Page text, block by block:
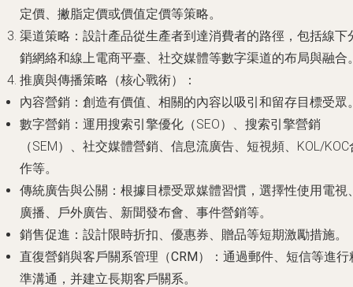
定價、撇脂定價或價值定價等策略。
渠道策略 ：設計產品從生產者到達消費者的路徑，包括線下
銷網絡和線上電商平臺、社交媒體等數字渠道的布局與融合
推廣與傳播策略（核心戰術）
：
內容營銷 ：創造有價值、相關的內容以吸引和留存目標受眾
數字營銷 ：運用搜索引擎優化（SEO）、搜索引擎營銷
（SEM）、社交媒體營銷、信息流廣告、短視頻、KOL/KOC
作等。
傳統廣告與公關 ：根據目標受眾媒體習慣，選擇性使用電視
廣播、戶外廣告、新聞發布會、事件營銷等。
銷售促進 ：設計限時折扣、優惠券、贈品等短期激勵措施。
直復營銷與客戶關系管理（CRM）
：通過郵件、短信等進行
準溝通，并建立長期客戶關系。